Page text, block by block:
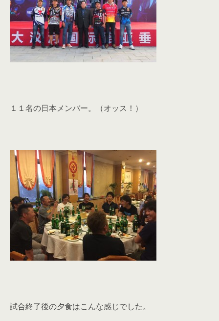
１１名の日本メンバー。（オッス！）
試合終了後の夕食はこんな感じでした。